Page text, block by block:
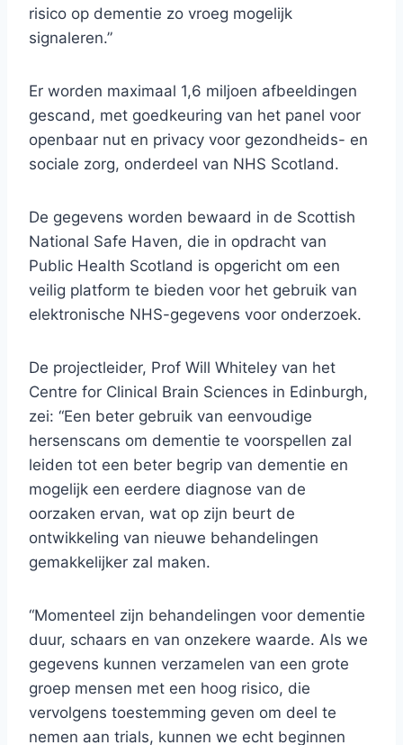
risico op dementie zo vroeg mogelijk
signaleren.”
Er worden maximaal 1,6 miljoen afbeeldingen
gescand, met goedkeuring van het panel voor
openbaar nut en privacy voor gezondheids- en
sociale zorg, onderdeel van NHS Scotland.
De gegevens worden bewaard in de Scottish
National Safe Haven, die in opdracht van
Public Health Scotland is opgericht om een ​​
veilig platform te bieden voor het gebruik van
elektronische NHS-gegevens voor onderzoek.
De projectleider, Prof Will Whiteley van het
Centre for Clinical Brain Sciences in Edinburgh,
zei: “Een beter gebruik van eenvoudige
hersenscans om dementie te voorspellen zal
leiden tot een beter begrip van dementie en
mogelijk een eerdere diagnose van de
oorzaken ervan, wat op zijn beurt de
ontwikkeling van nieuwe behandelingen
gemakkelijker zal maken.
“Momenteel zijn behandelingen voor dementie
duur, schaars en van onzekere waarde. Als we
gegevens kunnen verzamelen van een grote
groep mensen met een hoog risico, die
vervolgens toestemming geven om deel te
nemen aan trials, kunnen we echt beginnen